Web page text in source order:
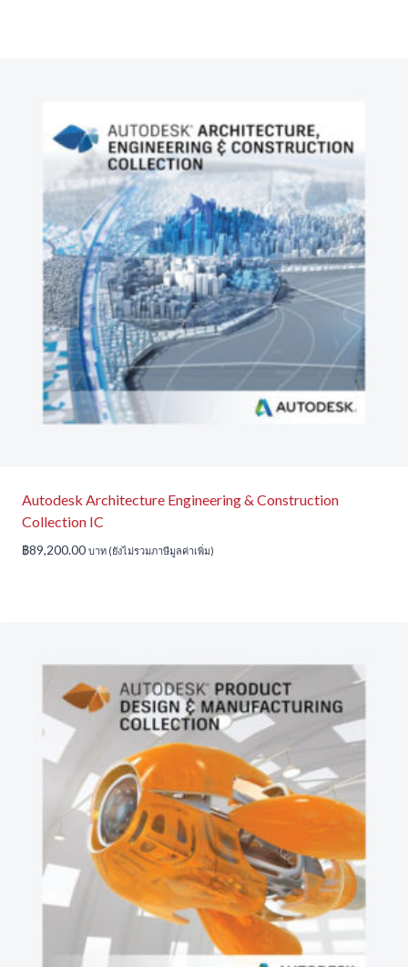
Autodesk Architecture Engineering & Construction
Collection IC
฿89,200.00 บาท (ยังไม่รวมภาษีมูลค่าเพิ่ม)